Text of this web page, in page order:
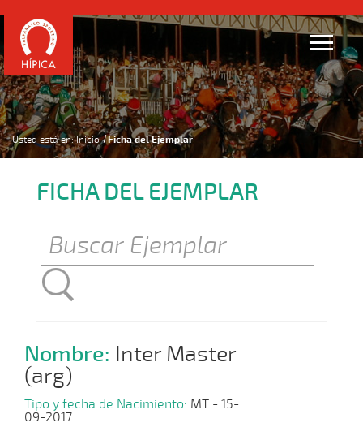
Usted está en: Inicio Ficha del Ejemplar
FICHA DEL EJEMPLAR
Nombre: Inter Master
(arg)
Tipo y fecha de Nacimiento: MT - 15-
09-2017